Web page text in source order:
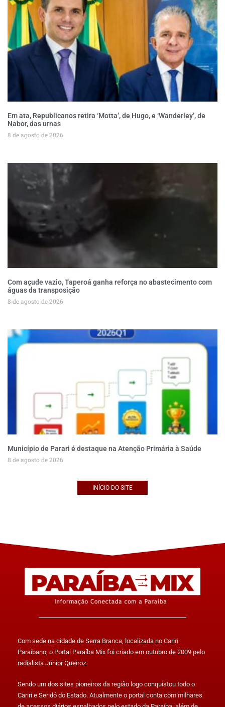
Em ata, Republicanos retira ‘Motta’, de Hugo, e ‘Wanderley’, de
Nabor, das urnas
8 de agosto de 2026
Com açude vazio, Taperoá ganha reforça no abastecimento com
águas da transposição
8 de agosto de 2026
Município de Parari é destaque na Atenção Primária à Saúde
8 de agosto de 2026
INÍCIO DO SITE
Com sede na cidade de Serra Branca, localizada no Cariri
Paraibano, o Portal Paraíba Mix foi criado em outubro de 2009 pelo
radialista Júnior Queiroz.
Sendo um dos sites pioneiros da região logo conquistou todo o
Cariri e Seridó do Estado. Atualmente o portal conta com milhares